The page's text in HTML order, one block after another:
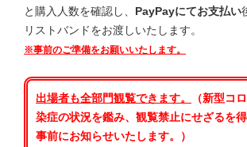
と購入人数を確認し、 PayPayにてお支払い
リストバンドをお渡しいたします。
※事前のご準備をお願いいたします。
出場者も全部門観覧できます。
（新型コ
染症の状況を鑑み、観覧禁止にせざるを得
事前にお知らせいたします。）